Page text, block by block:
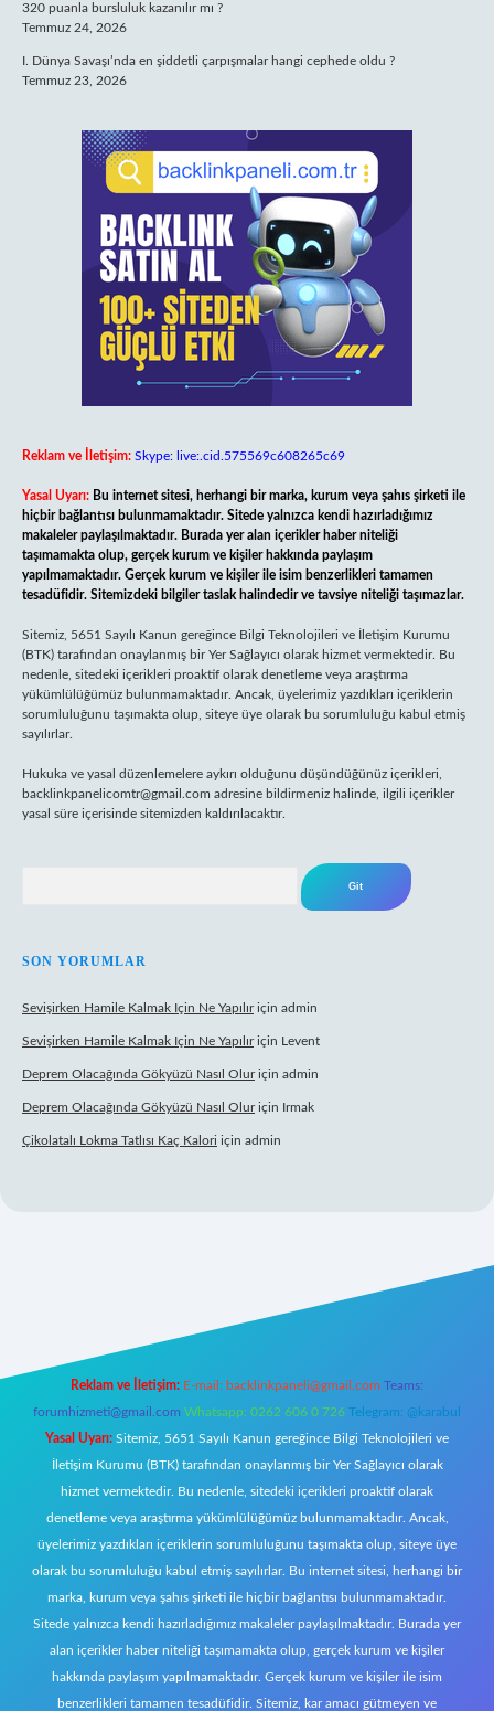
320 puanla bursluluk kazanılır mı ?
Temmuz 24, 2026
I. Dünya Savaşı’nda en şiddetli çarpışmalar hangi cephede oldu ?
Temmuz 23, 2026
Reklam ve İletişim: Skype: live:.cid.575569c608265c69
Yasal Uyarı: Bu internet sitesi, herhangi bir marka, kurum veya şahıs şirketi ile
hiçbir bağlantısı bulunmamaktadır. Sitede yalnızca kendi hazırladığımız
makaleler paylaşılmaktadır. Burada yer alan içerikler haber niteliği
taşımamakta olup, gerçek kurum ve kişiler hakkında paylaşım
yapılmamaktadır. Gerçek kurum ve kişiler ile isim benzerlikleri tamamen
tesadüfidir. Sitemizdeki bilgiler taslak halindedir ve tavsiye niteliği taşımazlar.
Sitemiz, 5651 Sayılı Kanun gereğince Bilgi Teknolojileri ve İletişim Kurumu
(BTK) tarafından onaylanmış bir Yer Sağlayıcı olarak hizmet vermektedir. Bu
nedenle, sitedeki içerikleri proaktif olarak denetleme veya araştırma
yükümlülüğümüz bulunmamaktadır. Ancak, üyelerimiz yazdıkları içeriklerin
sorumluluğunu taşımakta olup, siteye üye olarak bu sorumluluğu kabul etmiş
sayılırlar.
Hukuka ve yasal düzenlemelere aykırı olduğunu düşündüğünüz içerikleri,
backlinkpanelicomtr@gmail.com adresine bildirmeniz halinde, ilgili içerikler
yasal süre içerisinde sitemizden kaldırılacaktır.
SON YORUMLAR
Sevişirken Hamile Kalmak Için Ne Yapılıriçin admin
Sevişirken Hamile Kalmak Için Ne Yapılıriçin Levent
Deprem Olacağında Gökyüzü Nasıl Oluriçin admin
Deprem Olacağında Gökyüzü Nasıl Oluriçin Irmak
Çikolatalı Lokma Tatlısı Kaç Kalori için admin
Reklam ve İletişim: E-mail: backlinkpaneli@gmail.com Teams:
forumhizmeti@gmail.com Whatsapp: 0262 606 0 726 Telegram: @karabul
Yasal Uyarı: Sitemiz, 5651 Sayılı Kanun gereğince Bilgi Teknolojileri ve
İletişim Kurumu (BTK) tarafından onaylanmış bir Yer Sağlayıcı olarak
hizmet vermektedir. Bu nedenle, sitedeki içerikleri proaktif olarak
denetleme veya araştırma yükümlülüğümüz bulunmamaktadır. Ancak,
üyelerimiz yazdıkları içeriklerin sorumluluğunu taşımakta olup, siteye üye
olarak bu sorumluluğu kabul etmiş sayılırlar. Bu internet sitesi, herhangi bir
marka, kurum veya şahıs şirketi ile hiçbir bağlantısı bulunmamaktadır.
Sitede yalnızca kendi hazırladığımız makaleler paylaşılmaktadır. Burada yer
alan içerikler haber niteliği taşımamakta olup, gerçek kurum ve kişiler
hakkında paylaşım yapılmamaktadır. Gerçek kurum ve kişiler ile isim
benzerlikleri tamamen tesadüfidir. Sitemiz, kar amacı gütmeyen ve